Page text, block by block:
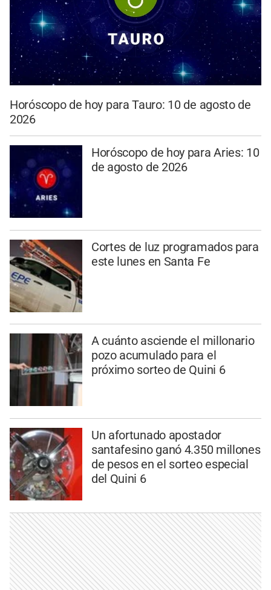
Horóscopo de hoy para Tauro: 10 de agosto de
2026
Horóscopo de hoy para Aries: 10
de agosto de 2026
Cortes de luz programados para
este lunes en Santa Fe
A cuánto asciende el millonario
pozo acumulado para el
próximo sorteo de Quini 6
Un afortunado apostador
santafesino ganó 4.350 millones
de pesos en el sorteo especial
del Quini 6